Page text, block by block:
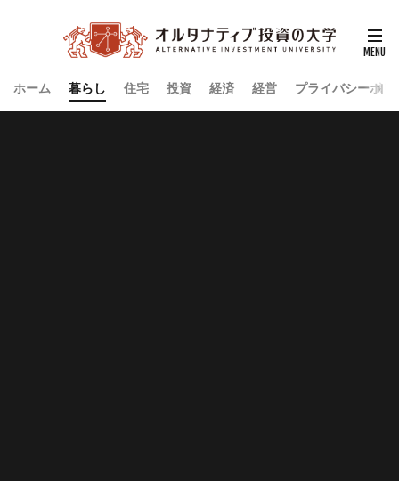
ホーム 暮らし 住宅 投資 経済 経営 プライバシーポリ